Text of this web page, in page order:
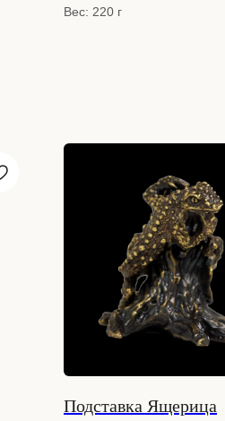
Вес: 220 г
Подставка Ящерица